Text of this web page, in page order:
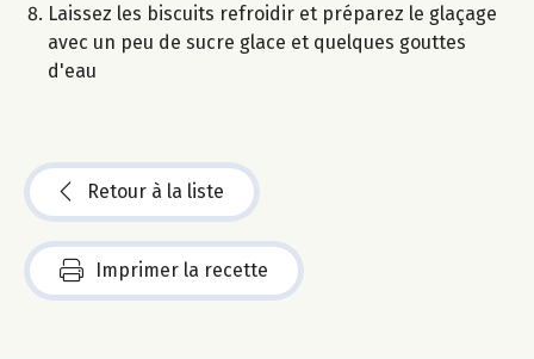
Laissez les biscuits refroidir et préparez le glaçage
avec un peu de sucre glace et quelques gouttes
d'eau
Retour à la liste
Imprimer la recette